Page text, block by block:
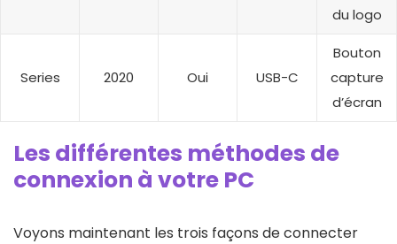
du logo
Series 2020 Oui USB-C
Bouton
capture
d’écran
Les différentes méthodes de
connexion à votre PC
Voyons maintenant les trois façons de connecter